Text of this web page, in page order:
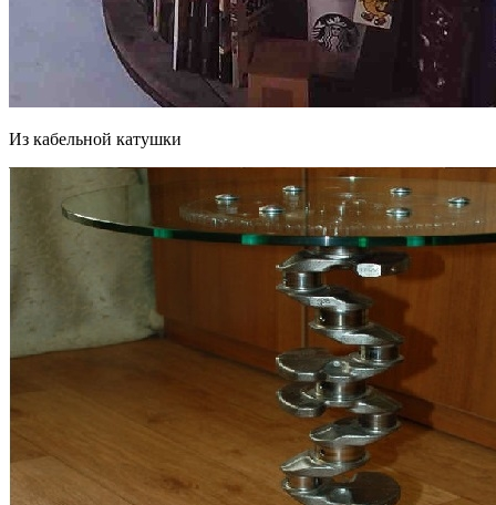
Из кабельной катушки